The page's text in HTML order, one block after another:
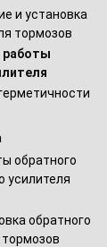
и установка
тормозов
работы
обратного
усилителя
обратного